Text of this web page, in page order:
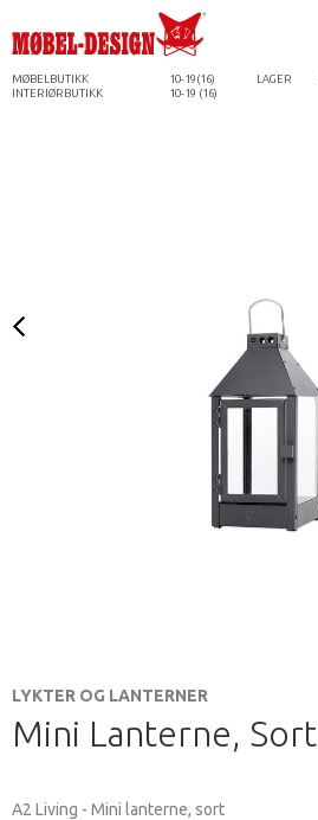
MØBELBUTIKK 10-19(16) LAGER
INTERIØRBUTIKK
10-19 (16)
LYKTER OG LANTERNER
Mini Lanterne, Sort
A2 Living - Mini lanterne, sort